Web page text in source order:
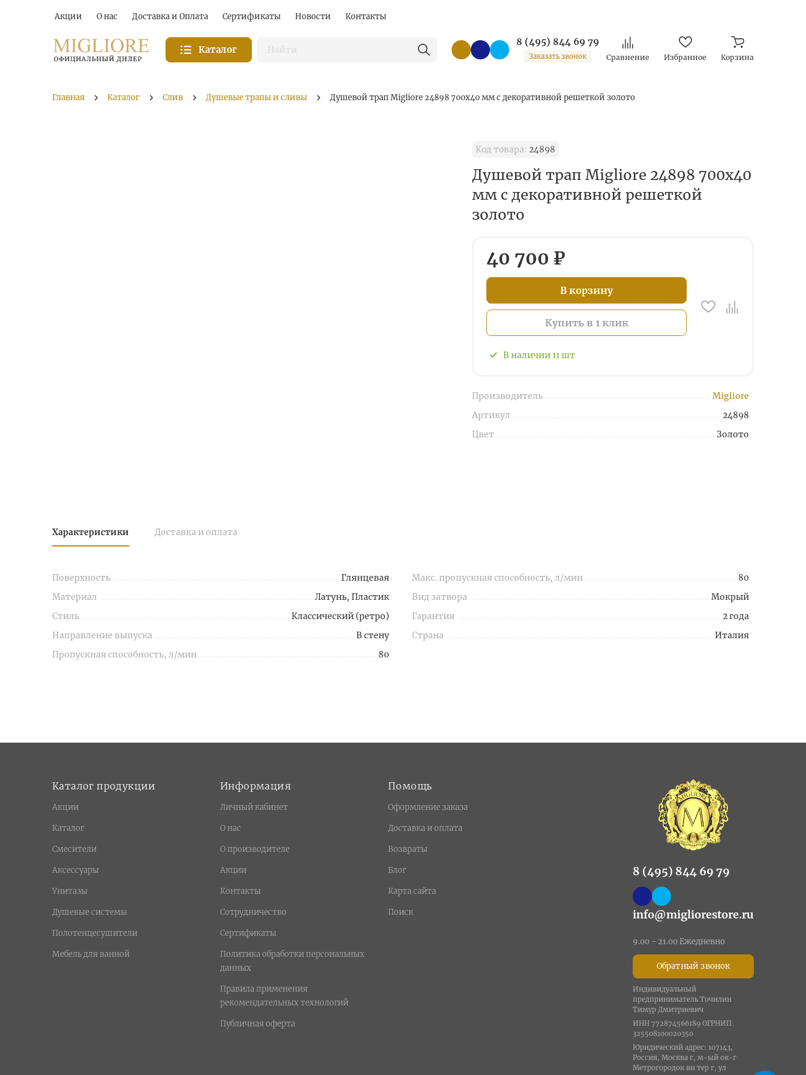
Акции О нас Доставка и Оплата Сертификаты Новости Контакты
Каталог
8 (495) 844 69 79
Заказать звонок Сравнение Избранное Корзина
Главная Каталог Слив Душевые трапы и сливы Душевой трап Migliore 24898 700х40 мм с декоративной решеткой золото
Код товара: 24898
Душевой трап Migliore 24898 700х40
мм с декоративной решеткой
золото
40 700 ₽
В корзину
Купить в 1 клик
В наличии11шт
Производитель
Migliore
Артикул
24898
Цвет
Золото
Характеристики Доставка и оплата
Поверхность
Глянцевая
Материал
Латунь, Пластик
Стиль
Классический (ретро)
Направление выпуска
В стену
Пропускная способность, л/мин
80
Макс. пропускная способность, л/мин
80
Вид затвора
Мокрый
Гарантия
2 года
Страна
Италия
Каталог продукции
Акции
Каталог
Смесители
Аксессуары
Унитазы
Душевые системы
Полотенцесушители
Мебель для ванной
Информация
Личный кабинет
О нас
О производителе
Акции
Контакты
Сотрудничество
Сертификаты
Политика обработки персональных
данных
Правила применения
рекомендательных технологий
Публичная оферта
Помощь
Оформление заказа
Доставка и оплата
Возвраты
Блог
Карта сайта
Поиск
8 (495) 844 69 79
info@migliorestore.ru
9.00 - 21.00 Ежедневно
Обратный звонок
Индивидуальный
предприниматель Точилин
Тимур Дмитриевич
ИНН 772874566189 ОГРНИП
325508100020350
Юридический адрес: 107143,
Россия, Москва г, м-ый ок-г
Метрогородок вн тер г, ул